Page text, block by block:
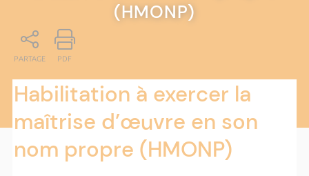
(HMONP)
PARTAGE PDF
Habilitation à exercer la
maîtrise d’œuvre en son
nom propre (HMONP)